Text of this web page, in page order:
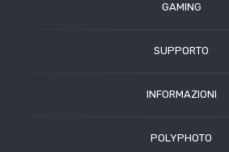
POLYPHOTO
Angelbird
HP
GAMING
Arcade1Up
SUPPORTO
Condizioni di vendita
INFORMAZIONI